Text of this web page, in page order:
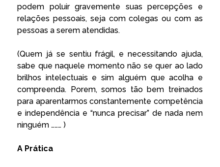
podem poluir gravemente suas percepções e
relações pessoais, seja com colegas ou com as
pessoas a serem atendidas.
(Quem já se sentiu frágil, e necessitando ajuda,
sabe que naquele momento não se quer ao lado
brilhos intelectuais e sim alguém que acolha e
compreenda. Porem, somos tão bem treinados
para aparentarmos constantemente competência
e independência e “nunca precisar” de nada nem
ninguém ……… )
A Prática